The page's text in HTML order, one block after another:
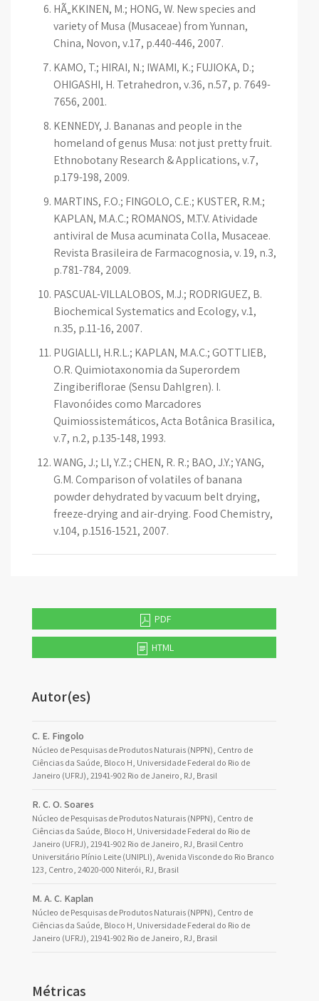
HÃ„KKINEN, M.; HONG, W. New species and
variety of Musa (Musaceae) from Yunnan,
China, Novon, v.17, p.440-446, 2007.
KAMO, T.; HIRAI, N.; IWAMI, K.; FUJIOKA, D.;
OHIGASHI, H. Tetrahedron, v.36, n.57, p. 7649-
7656, 2001.
KENNEDY, J. Bananas and people in the
homeland of genus Musa: not just pretty fruit.
Ethnobotany Research & Applications, v.7,
p.179-198, 2009.
MARTINS, F.O.; FINGOLO, C.E.; KUSTER, R.M.;
KAPLAN, M.A.C.; ROMANOS, M.T.V. Atividade
antiviral de Musa acuminata Colla, Musaceae.
Revista Brasileira de Farmacognosia, v. 19, n.3,
p.781-784, 2009.
PASCUAL-VILLALOBOS, M.J.; RODRIGUEZ, B.
Biochemical Systematics and Ecology, v.1,
n.35, p.11-16, 2007.
PUGIALLI, H.R.L.; KAPLAN, M.A.C.; GOTTLIEB,
O.R. Quimiotaxonomia da Superordem
Zingiberiflorae (Sensu Dahlgren). I.
Flavonóides como Marcadores
Quimiossistemáticos, Acta Botânica Brasilica,
v.7, n.2, p.135-148, 1993.
WANG, J.; LI, Y.Z.; CHEN, R. R.; BAO, J.Y.; YANG,
G.M. Comparison of volatiles of banana
powder dehydrated by vacuum belt drying,
freeze-drying and air-drying. Food Chemistry,
v.104, p.1516-1521, 2007.
PDF
HTML
Autor(es)
C. E. Fingolo
Núcleo de Pesquisas de Produtos Naturais (NPPN), Centro de
Ciências da Saúde, Bloco H, Universidade Federal do Rio de
Janeiro (UFRJ), 21941-902 Rio de Janeiro, RJ, Brasil
R. C. O. Soares
Núcleo de Pesquisas de Produtos Naturais (NPPN), Centro de
Ciências da Saúde, Bloco H, Universidade Federal do Rio de
Janeiro (UFRJ), 21941-902 Rio de Janeiro, RJ, Brasil Centro
Universitário Plínio Leite (UNIPLI), Avenida Visconde do Rio Branco
123, Centro, 24020-000 Niterói, RJ, Brasil
M. A. C. Kaplan
Núcleo de Pesquisas de Produtos Naturais (NPPN), Centro de
Ciências da Saúde, Bloco H, Universidade Federal do Rio de
Janeiro (UFRJ), 21941-902 Rio de Janeiro, RJ, Brasil
Métricas